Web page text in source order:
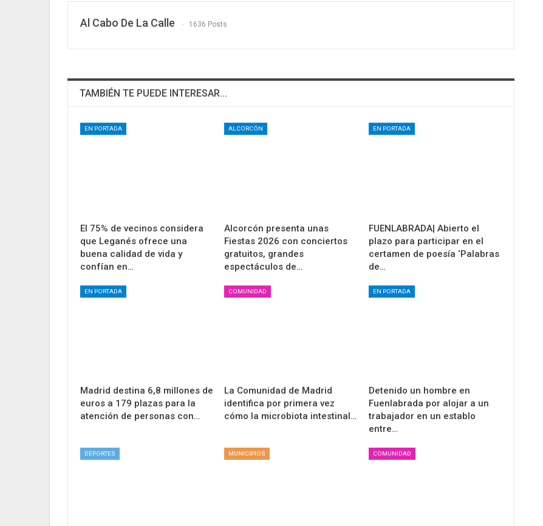
Al Cabo De La Calle 1636 Posts
TAMBIÉN TE PUEDE INTERESAR...
EN PORTADA
El 75% de vecinos considera
que Leganés ofrece una
buena calidad de vida y
confían en…
ALCORCÓN
Alcorcón presenta unas
Fiestas 2026 con conciertos
gratuitos, grandes
espectáculos de…
EN PORTADA
FUENLABRADA| Abierto el
plazo para participar en el
certamen de poesía ‘Palabras
de…
EN PORTADA
Madrid destina 6,8 millones de
euros a 179 plazas para la
atención de personas con…
COMUNIDAD
La Comunidad de Madrid
identifica por primera vez
cómo la microbiota intestinal…
EN PORTADA
Detenido un hombre en
Fuenlabrada por alojar a un
trabajador en un establo
entre…
DEPORTES MUNICIPIOS COMUNIDAD